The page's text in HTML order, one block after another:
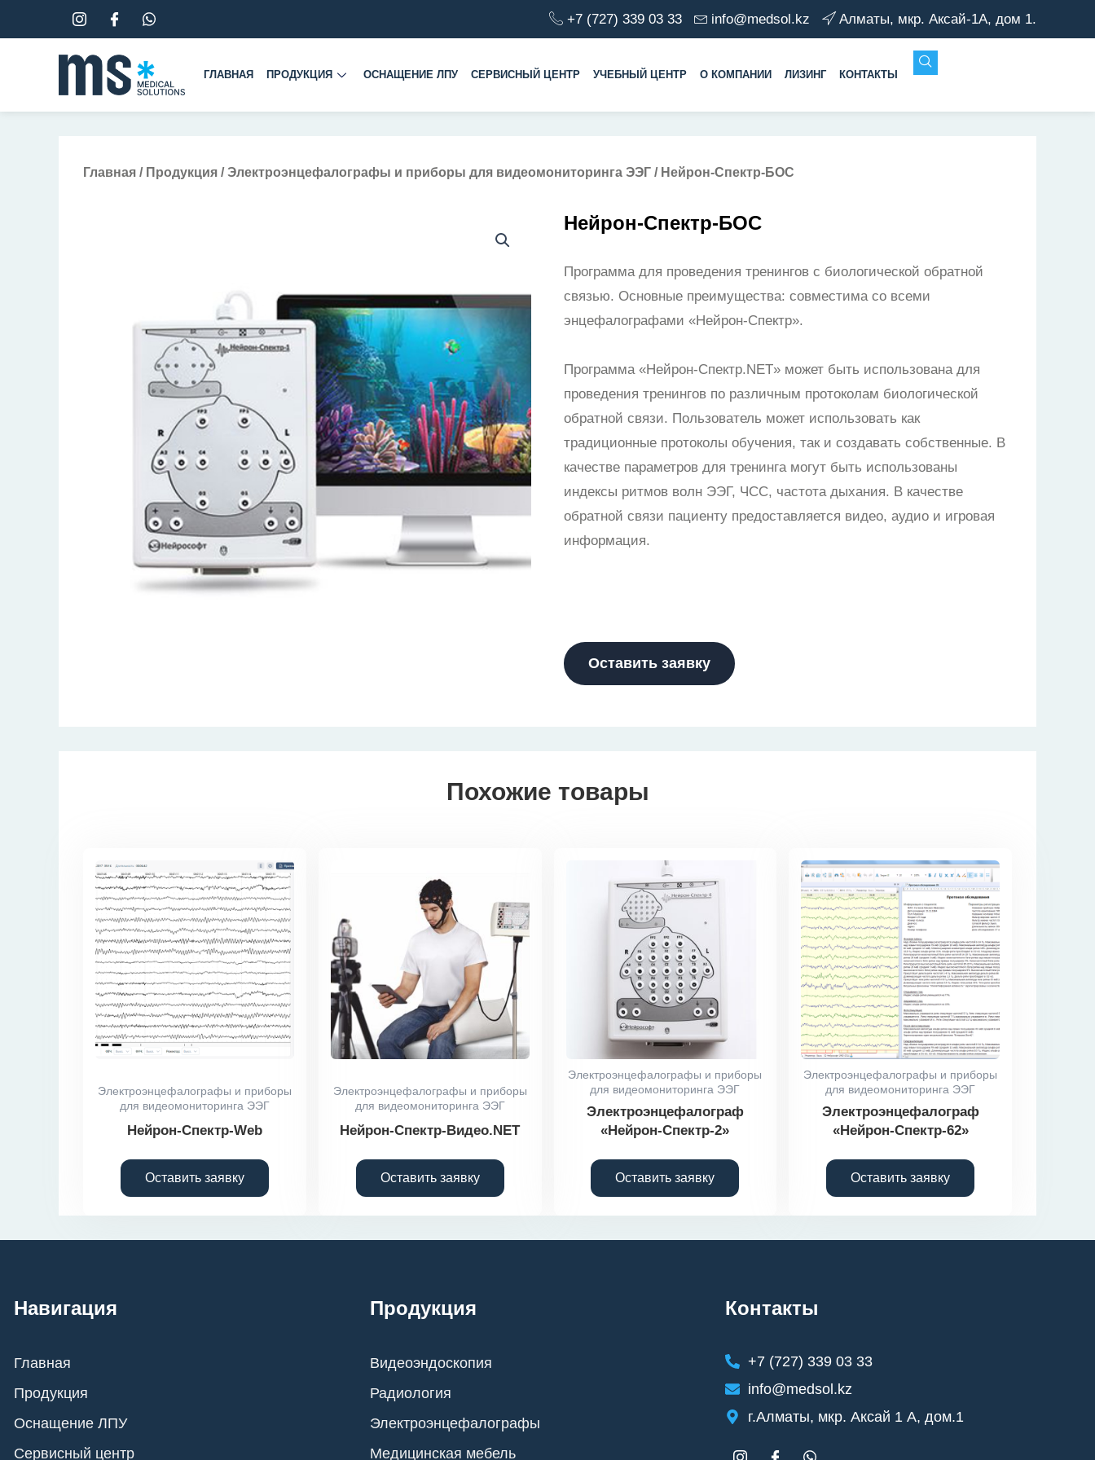
к
содержимому
+7 (727) 339 03 33 info@medsol.kz Алматы, мкр. Аксай-1А, дом 1.
ГЛАВНАЯ ПРОДУКЦИЯ ОСНАЩЕНИЕ ЛПУ СЕРВИСНЫЙ ЦЕНТР УЧЕБНЫЙ ЦЕНТР О КОМПАНИИ ЛИЗИНГ КОНТАКТЫ
Главная / Продукция /Электроэнцефалографы и приборы для видеомониторинга ЭЭГ / Нейрон-Спектр-БОС
Нейрон-Спектр-БОС
Программа для проведения тренингов с биологической обратной
связью. Основные преимущества: совместима со всеми
энцефалографами «Нейрон-Спектр».
Программа «Нейрон-Спектр.NET» может быть использована для
проведения тренингов по различным протоколам биологической
обратной связи. Пользователь может использовать как
традиционные протоколы обучения, так и создавать собственные. В
качестве параметров для тренинга могут быть использованы
индексы ритмов волн ЭЭГ, ЧСС, частота дыхания. В качестве
обратной связи пациенту предоставляется видео, аудио и игровая
информация.
Оставить заявку
Похожие товары
Электроэнцефалографы и приборы
для видеомониторинга ЭЭГ
Нейрон-Спектр-Web
Оставить заявку
Электроэнцефалографы и приборы
для видеомониторинга ЭЭГ
Нейрон-Спектр-Видео.NET
Оставить заявку
Электроэнцефалографы и приборы
для видеомониторинга ЭЭГ
Электроэнцефалограф
«Нейрон-Спектр-2»
Оставить заявку
Электроэнцефалографы и приборы
для видеомониторинга ЭЭГ
Электроэнцефалограф
«Нейрон-Спектр-62»
Оставить заявку
Навигация
Главная
Продукция
Оснащение ЛПУ
Сервисный центр
Продукция
Видеоэндоскопия
Радиология
Электроэнцефалографы
Медицинская мебель
Контакты
+7 (727) 339 03 33
info@medsol.kz
г.Алматы, мкр. Аксай 1 А, дом.1